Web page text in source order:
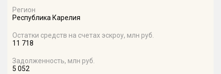
Регион
Республика Карелия
Остатки средств на счетах эскроу, млн руб.
11 718
Задолженность, млн руб.
5 052